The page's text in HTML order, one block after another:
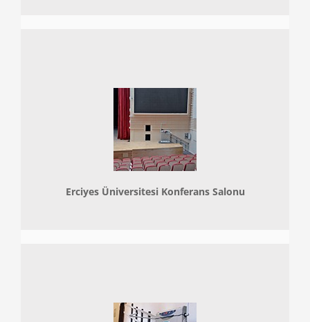
Erciyes Üniversitesi Konferans Salonu